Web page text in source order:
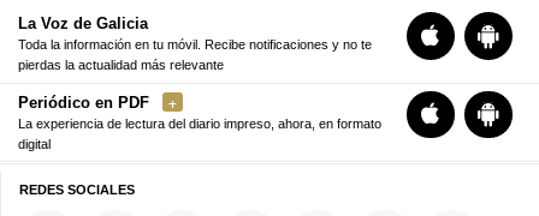
La Voz de Galicia
Toda la información en tu móvil. Recibe notificaciones y no te
pierdas la actualidad más relevante
Periódico en PDF
La experiencia de lectura del diario impreso, ahora, en formato
digital
REDES SOCIALES